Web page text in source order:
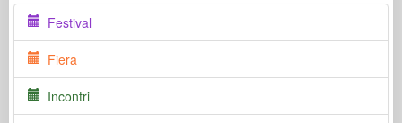
Festival
Fiera
Incontri